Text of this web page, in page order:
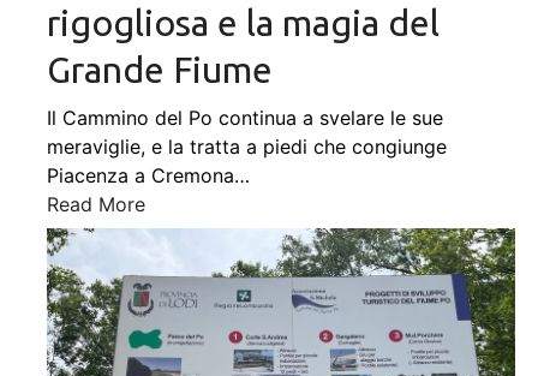
rigogliosa e la magia del
Grande Fiume
Il Cammino del Po continua a svelare le sue
meraviglie, e la tratta a piedi che congiunge
Piacenza a Cremona…
Read More